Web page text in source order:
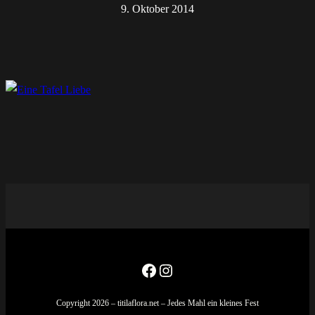
9. Oktober 2014
Facebook
Instagram
Copyright 2026 – titilaflora.net – Jedes Mahl ein kleines Fest